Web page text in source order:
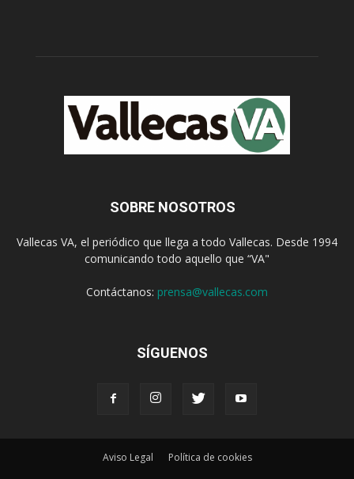
SOBRE NOSOTROS
Vallecas VA, el periódico que llega a todo Vallecas. Desde 1994
comunicando todo aquello que “VA"
Contáctanos: prensa@vallecas.com
SÍGUENOS
Aviso Legal Política de cookies